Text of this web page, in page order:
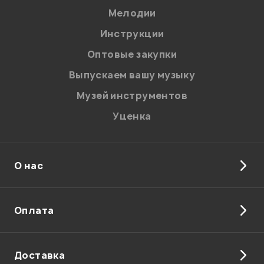
Жесткий кейс в комплекте
Жесткий кейс в комплекте
Санберст
В корзину
на обработку персональных данных в
Политикой в отношении обработки
персональных данных.
Введите проверочное число:
Отправить
Мелодии
Инструкции
Оптовые закупки
Выпускаем вашу музыку
Музей инструментов
Уценка
О нас
Оплата
Доставка